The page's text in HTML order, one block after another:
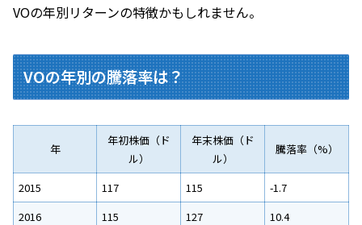
VOの年別リターンの特徴かもしれません。
VOの年別の騰落率は？
年
年初株価（ド
ル）
年末株価（ド
ル）
騰落率（%）
2015 117 115
-1.7
2016
115 127
10.4